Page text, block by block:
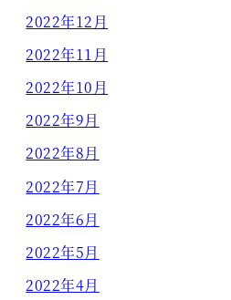
2022年12月
2022年11月
2022年10月
2022年9月
2022年8月
2022年7月
2022年6月
2022年5月
2022年4月